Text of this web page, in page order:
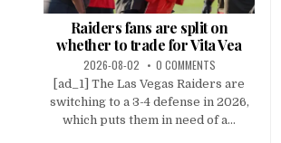
Raiders fans are split on
whether to trade for Vita Vea
2026-08-02 0 COMMENTS
[ad_1] The Las Vegas Raiders are
switching to a 3-4 defense in 2026,
which puts them in need of a...